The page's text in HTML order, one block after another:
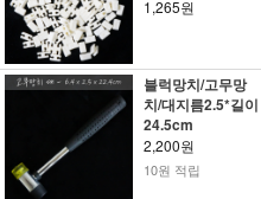
1,265원
블럭망치/고무망
치/대지름2.5*길이
24.5cm
2,200원
10원 적립